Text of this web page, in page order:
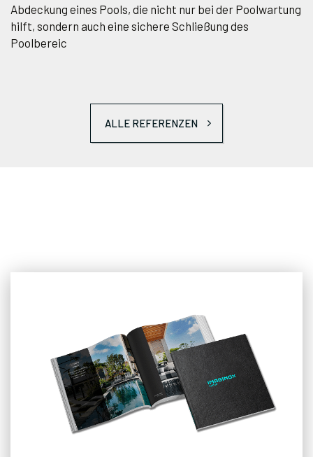
Abdeckung eines Pools, die nicht nur bei der Poolwartung
hilft, sondern auch eine sichere Schließung des
Poolbereic
ALLE REFERENZEN